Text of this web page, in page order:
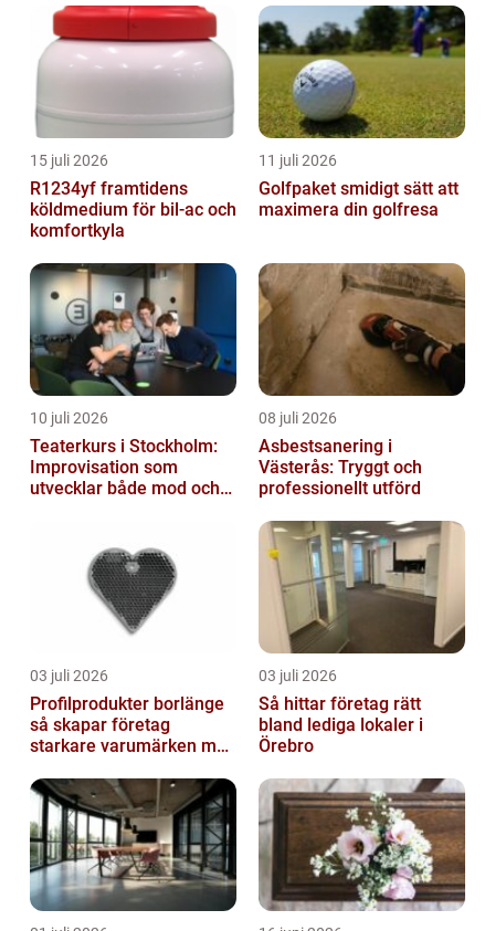
15 juli 2026
R1234yf framtidens
köldmedium för bil-ac och
komfortkyla
11 juli 2026
Golfpaket smidigt sätt att
maximera din golfresa
10 juli 2026
Teaterkurs i Stockholm:
Improvisation som
utvecklar både mod och
08 juli 2026
Asbestsanering i
Västerås: Tryggt och
professionellt utförd
03 juli 2026
Profilprodukter borlänge
så skapar företag
starkare varumärken med
03 juli 2026
Så hittar företag rätt
bland lediga lokaler i
Örebro